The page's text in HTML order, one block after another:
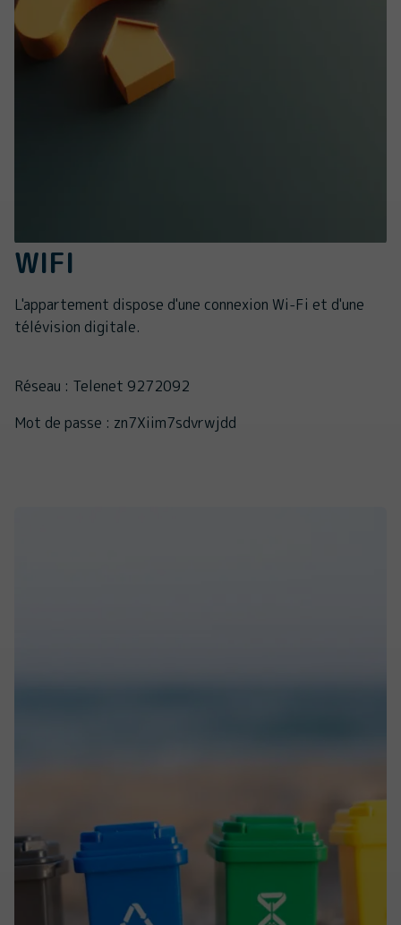
WIFI
L'appartement dispose d'une connexion Wi-Fi et d'une
télévision digitale.
Réseau : Telenet 9272092
Mot de passe : zn7Xiim7sdvrwjdd